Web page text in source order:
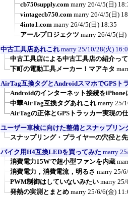
cb750supply.com marry 26/4/5(日)
vintagecb750.com marry 26/4/5(日)
4into1.com marry 26/4/5(日) 18:35
アールプロジェクツ marry 26/4/5(日)
中古工具店あれこれ marry 25/10/28(火)
中古工具店による中古工具店の紹介って
下町の電動工具メーカー！マアキタ
AirTag互換タグとAndroidスマホでGPSト
Androidのインターネット接続をiPhone
中華AirTag互換タグあれこれ marry 25/
AirTagの正体とGPSトラッカー実現の
ユーザー車検に向けた整備とスナップリン
スナップリング・プライヤーの穴径と
バイク用H4互換LEDを買ってみた marry
消費電力15Wで超小型ファンを内蔵
消費電力，消費電流，明るさ marry 25/
PWM制御はしていないみたい marry 25/
発熱の実測とまとめ marry 25/6/6(金)